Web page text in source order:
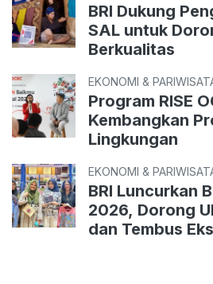
BRI Dukung
SAL untuk
Berkualitas
EKONOMI &
Program RISE
Kembangkan
Lingkungan
EKONOMI &
BRI Luncurkan
2026, Dorong
dan Tembus